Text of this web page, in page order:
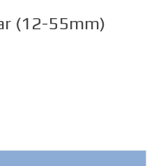
(12-55mm)